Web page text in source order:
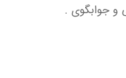
و جوابگوی .